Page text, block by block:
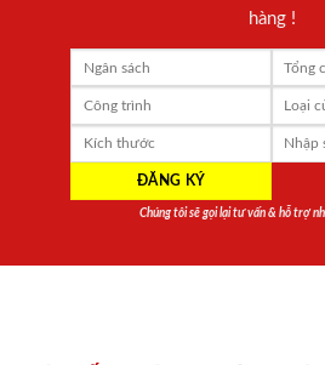
hàng !
Chúng tôi sẽ gọi lại tư vấn & hỗ trợ